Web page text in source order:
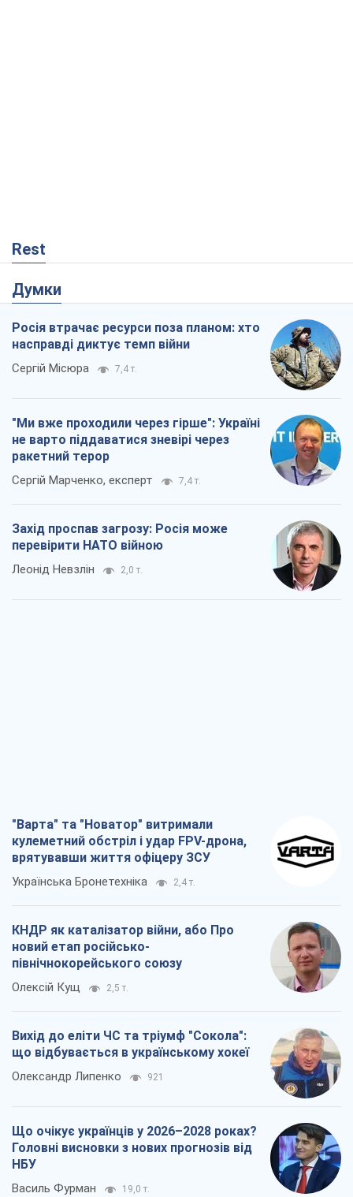
Rest
Думки
Росія втрачає ресурси поза планом: хто
насправді диктує темп війни
Сергій Місюра 7,4 т.
"Ми вже проходили через гірше": Україні
не варто піддаватися зневірі через
ракетний терор
Сергій Марченко, експерт 7,4 т.
Захід проспав загрозу: Росія може
перевірити НАТО війною
Леонід Невзлін 2,0 т.
"Варта" та "Новатор" витримали
кулеметний обстріл і удар FPV-дрона,
врятувавши життя офіцеру ЗСУ
Українська Бронетехніка 2,4 т.
КНДР як каталізатор війни, або Про
новий етап російсько-
північнокорейського союзу
Олексій Кущ 2,5 т.
Вихід до еліти ЧС та тріумф "Сокола":
що відбувається в українському хокеї
Олександр Липенко 921
Що очікує українців у 2026–2028 роках?
Головні висновки з нових прогнозів від
НБУ
Василь Фурман 19,0 т.